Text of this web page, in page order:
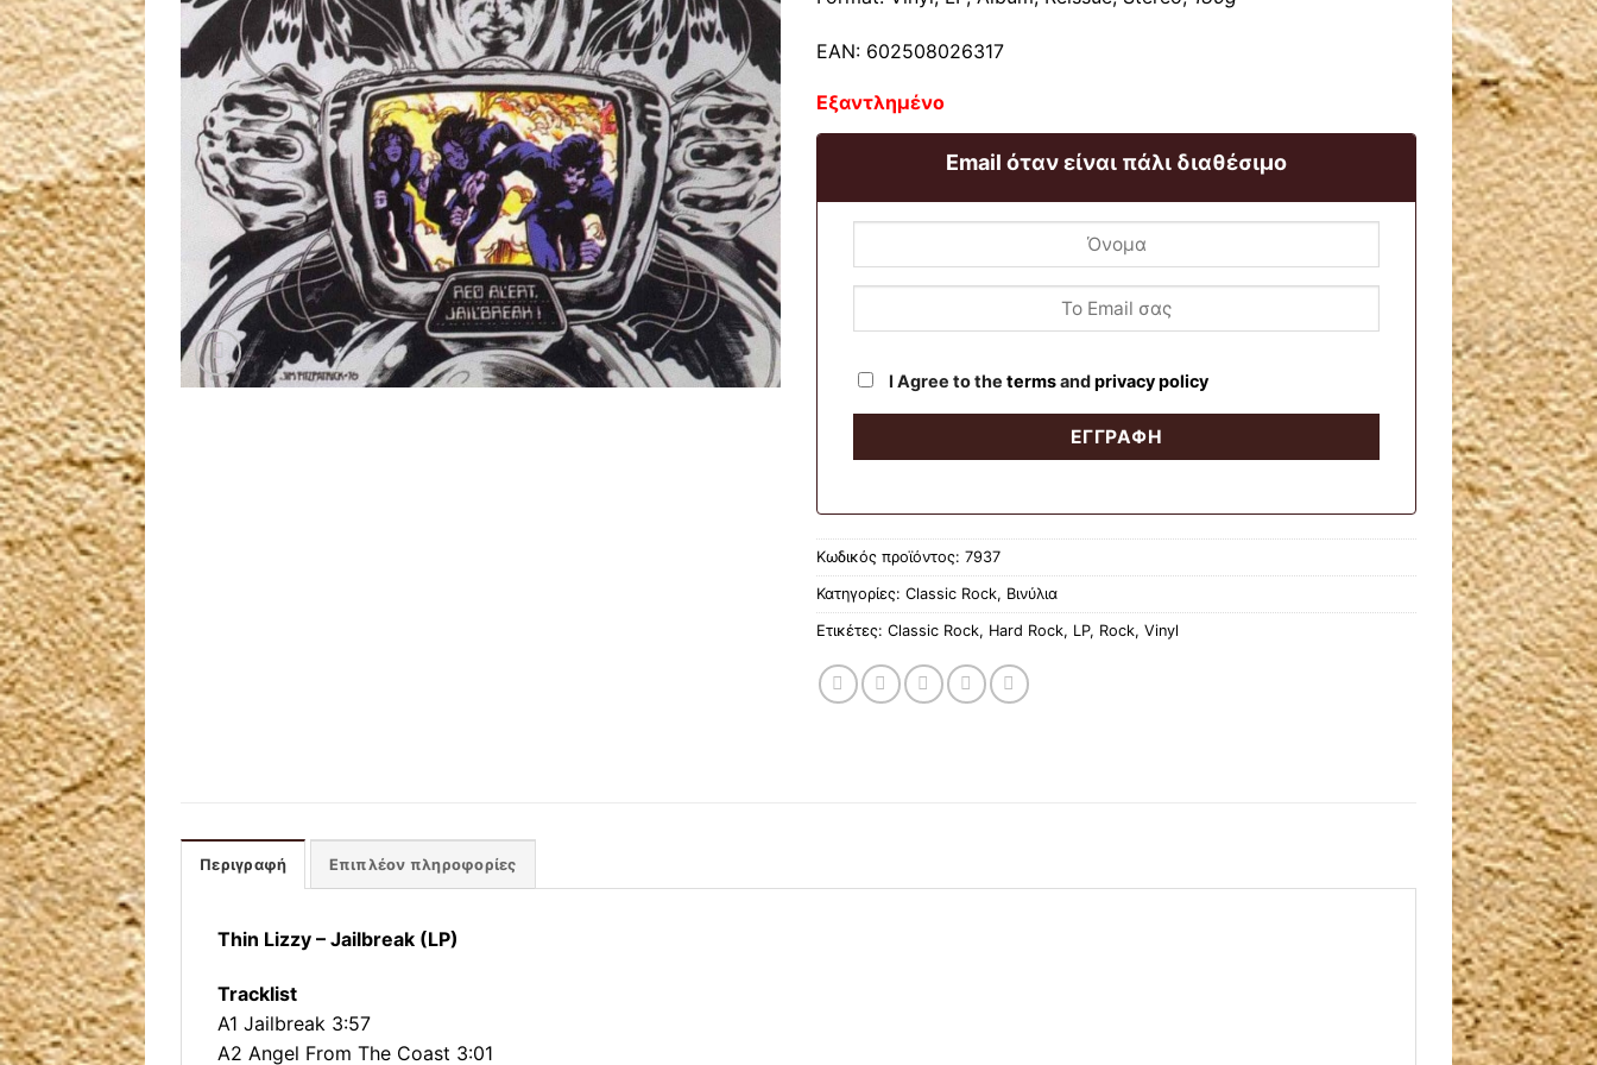
EAN: 602508026317
Εξαντλημένο
Email όταν είναι πάλι διαθέσιμο
I Agree to the termsandprivacy policy
Κωδικός προϊόντος: 7937
Κατηγορίες: Classic Rock, Βινύλια
Ετικέτες: Classic Rock, Hard Rock, LP, Rock, Vinyl
Περιγραφή Επιπλέον πληροφορίες
Thin Lizzy ‎– Jailbreak (LP)
Tracklist
A1 Jailbreak 3:57
A2 Angel From The Coast 3:01